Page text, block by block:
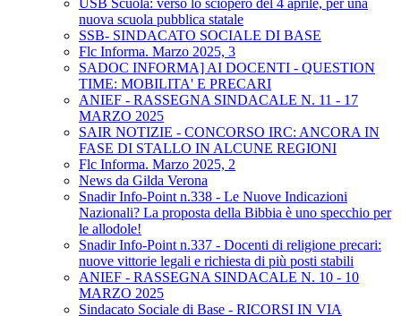
USB Scuola: verso lo sciopero del 4 aprile, per una
nuova scuola pubblica statale
SSB- SINDACATO SOCIALE DI BASE
Flc Informa. Marzo 2025, 3
SADOC INFORMA] AI DOCENTI - QUESTION
TIME: MOBILITA' E PRECARI
ANIEF - RASSEGNA SINDACALE N. 11 - 17
MARZO 2025
SAIR NOTIZIE - CONCORSO IRC: ANCORA IN
FASE DI STALLO IN ALCUNE REGIONI
Flc Informa. Marzo 2025, 2
News da Gilda Verona
Snadir Info-Point n.338 - Le Nuove Indicazioni
Nazionali? La proposta della Bibbia è uno specchio per
le allodole!
Snadir Info-Point n.337 - Docenti di religione precari:
nuove vittorie legali e richiesta di più posti stabili
ANIEF - RASSEGNA SINDACALE N. 10 - 10
MARZO 2025
Sindacato Sociale di Base - RICORSI IN VIA